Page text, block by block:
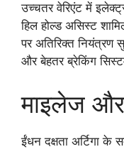
उच्चतर वेरिएंट में
हिल होल्ड असिस्ट
पर अतिरिक्त नियंत्रण
और बेहतर ब्रेकिंग
माइलेज और
ईंधन दक्षता अर्टिगा